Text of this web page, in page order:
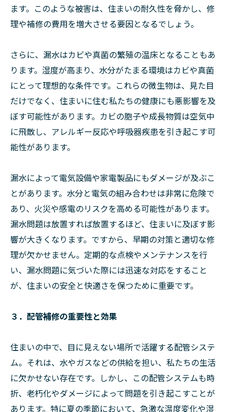
ます。このような被害は、住まいの耐久性を脅かし、修
理や補修の費用を増大させる要因となるでしょう。
さらに、漏水はカビや真菌の繁殖の温床となることもあ
ります。湿度が高まり、水分がたまる環境はカビや真菌
にとって理想的な条件です。これらの微生物は、見た目
だけでなく、住まいに住む私たちの健康にも悪影響を及
ぼす可能性があります。カビの胞子や成長物質は空気中
に飛散し、アレルギー反応や呼吸器疾患を引き起こす可
能性があります。
漏水によって電気設備や家電製品にもダメージが及ぶこ
とがあります。水分と電気の組み合わせは非常に危険で
あり、火災や感電のリスクを高める可能性があります。
漏水問題は放置すれば放置するほど、住まいに及ぼす影
響が大きくなります。ですから、早期の対策と適切な修
理が欠かせません。定期的な点検やメンテナンスを行
い、漏水問題に気づいた際には迅速な対応をすること
が、住まいの安全と快適さを保つために重要です。
３．配管補修の重要性と効果
住まいの中で、目に見えない場所で活躍する配管システ
ム。それは、水やガスなどの供給を担い、私たちの生活
に欠かせない存在です。しかし、この配管システムも時
折、老朽化やダメージによって問題を引き起こすことが
あります。特に夏の季節において、急激な温度変化や湿